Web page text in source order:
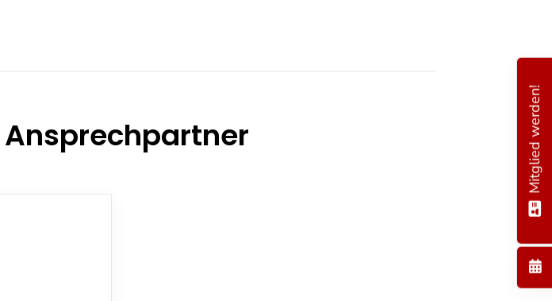
Ansprechpartner Mitglied werden!